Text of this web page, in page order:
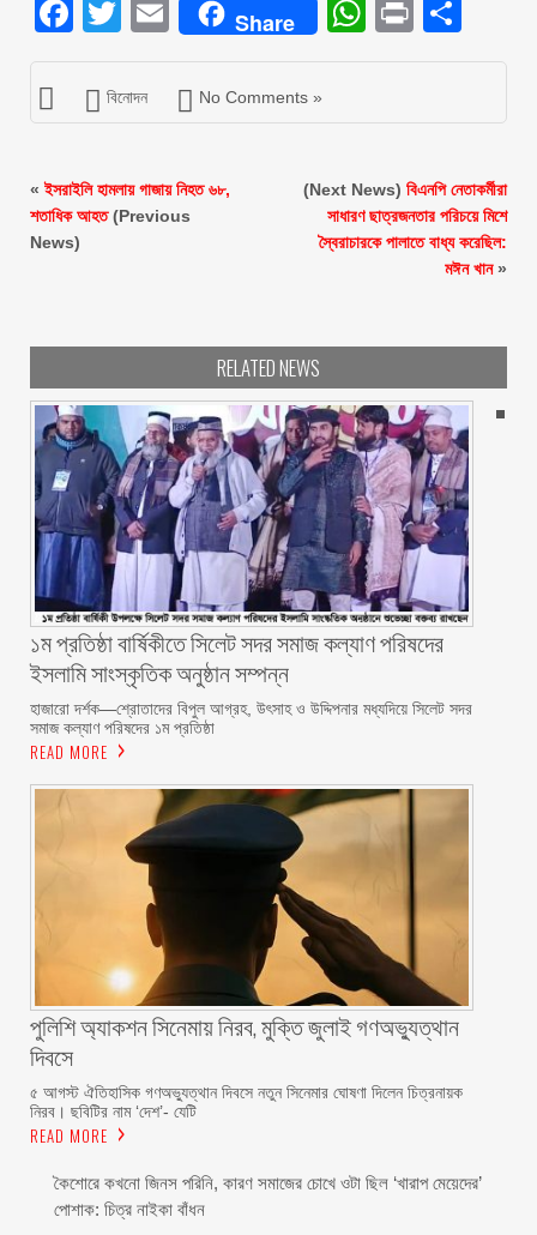
Facebook
Twitter
EmailShare Print
বিনোদন No Comments »
«ইসরাইলি হামলায় গাজায় নিহত ৬৮,
শতাধিক আহত(Previous
News)
(Next News) বিএনপি নেতাকর্মীরা
সাধারণ ছাত্রজনতার পরিচয়ে মিশে
স্বৈরাচারকে পালাতে বাধ্য করেছিল:
মঈন খান»
RELATED NEWS
১ম প্রতিষ্ঠা বার্ষিকীতে সিলেট সদর সমাজ কল্যাণ পরিষদের
ইসলামি সাংস্কৃতিক অনুষ্ঠান সম্পন্ন
‎হাজারো দর্শক—শ্রোতাদের বিপুল আগ্রহ, উৎসাহ ও উদ্দিপনার মধ্যদিয়ে সিলেট সদর
সমাজ কল্যাণ পরিষদের ১ম প্রতিষ্ঠা
READ MORE
পুলিশি অ্যাকশন সিনেমায় নিরব, মুক্তি জুলাই গণঅভ্যুত্থান
দিবসে
৫ আগস্ট ঐতিহাসিক গণঅভ্যুত্থান দিবসে নতুন সিনেমার ঘোষণা দিলেন চিত্রনায়ক
নিরব। ছবিটির নাম ‘দেশ’- যেটি
READ MORE
কৈশোরে কখনো জিনস পরিনি, কারণ সমাজের চোখে ওটা ছিল ‘খারাপ মেয়েদের’
পোশাক: চিত্র নাইকা বাঁধন